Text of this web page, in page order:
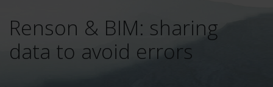
Renson & BIM: sharing
data to avoid errors